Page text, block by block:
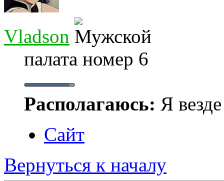
Vladson
палата номер 6
Располагаюсь: Я
Сайт
Вернуться к началу